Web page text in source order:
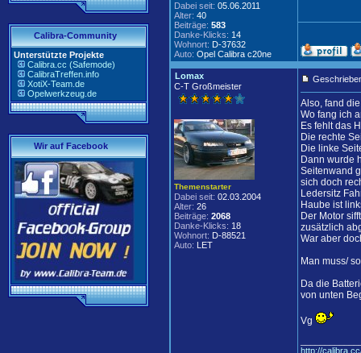
Calibra-Community
Unterstützte Projekte
Calibra.cc (Safemode)
CalibraTreffen.info
XotiX-Team.de
Opelwerkzeug.de
Wir auf Facebook
Dabei seit: 05.06.2011
Alter: 40
Beiträge: 583
Danke-Klicks: 14
Wohnort: D-37632
Auto: Opel Calibra c20ne
Lomax
C-T Großmeister
Themenstarter
Dabei seit: 02.03.2004
Alter: 26
Beiträge: 2068
Danke-Klicks: 18
Wohnort: D-88521
Auto: LET
Also, fand
Wo fang ich
Es fehlt das
Die rechte
Die linke
Dann wurde
Seitenwand
sich doch
Ledersitz
Haube ist
Der Motor
zusätzlich
War aber
Man muss/
Da die
von unten
Vg
http://